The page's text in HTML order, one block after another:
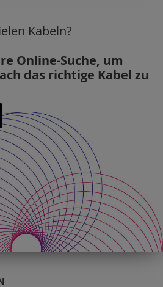
Kabeln?
Online-Suche, um
das richtige Kabel zu